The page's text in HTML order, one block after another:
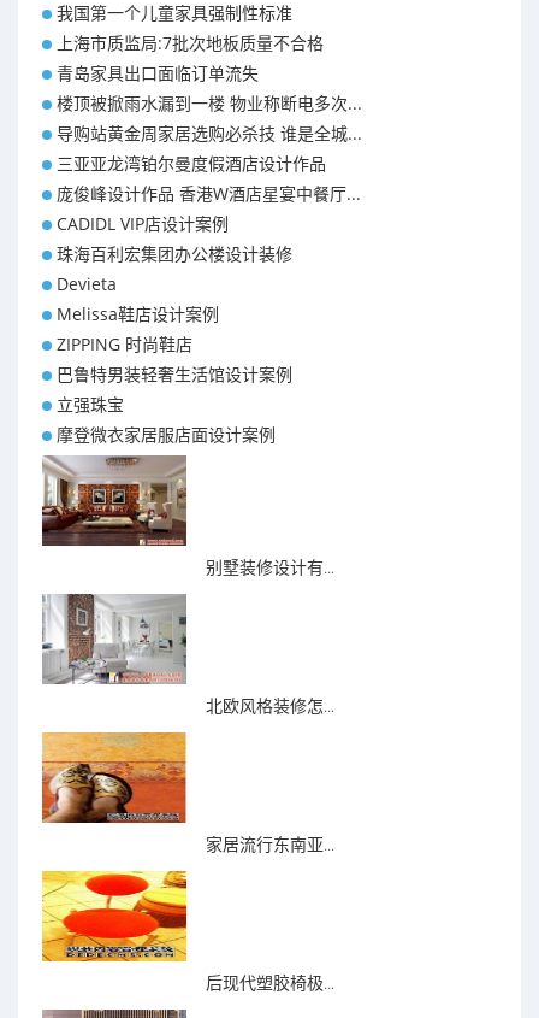
我国第一个儿童家具强制性标准
上海市质监局:7批次地板质量不合格
青岛家具出口面临订单流失
楼顶被掀雨水漏到一楼 物业称断电多次...
导购站黄金周家居选购必杀技 谁是全城...
三亚亚龙湾铂尔曼度假酒店设计作品
庞俊峰设计作品 香港W酒店星宴中餐厅...
CADIDL VIP店设计案例
珠海百利宏集团办公楼设计装修
Devieta
Melissa鞋店设计案例
ZIPPING 时尚鞋店
巴鲁特男装轻奢生活馆设计案例
立强珠宝
摩登微衣家居服店面设计案例
别墅装修设计有...
北欧风格装修怎...
家居流行东南亚...
后现代塑胶椅极...